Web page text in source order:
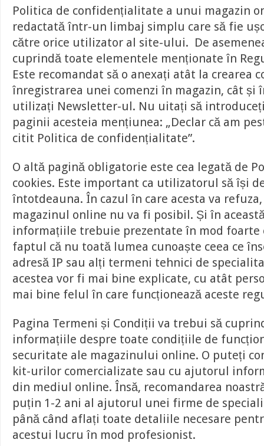
Politica de confidențialitate a unui magazin
redactată într-un limbaj simplu care să fie
către orice utilizator al site-ului. De
cuprindă toate elementele menționate în
Este recomandat să o anexați atât la crearea
înregistrarea unei comenzi în magazin, cât și
utilizați Newsletter-ul. Nu uitați să
paginii acesteia mențiunea: „Declar că am
citit Politica de confidențialitate”.
O altă pagină obligatorie este cea legată de
cookies. Este important ca utilizatorul să își
întotdeauna. În cazul în care acesta va
magazinul online nu va fi posibil. Și în
informațiile trebuie prezentate în mod foarte
faptul că nu toată lumea cunoaște ceea ce
adresă IP sau alți termeni tehnici de
acestea vor fi mai bine explicate, cu atât
mai bine felul în care funcționează aceste
Pagina Termeni și Condiții va trebui să
informațiile despre toate condițiile de
securitate ale magazinului online. O puteți
kit-urilor comercializate sau cu ajutorul
din mediul online. Însă, recomandarea
puțin 1-2 ani al ajutorul unei firme de
până când aflați toate detaliile necesare
acestui lucru în mod profesionist.